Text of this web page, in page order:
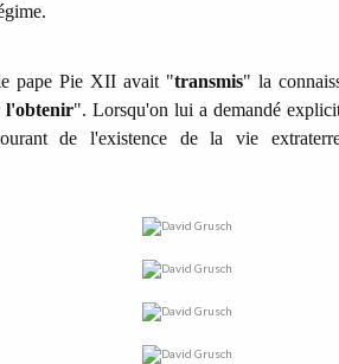
pape Pie XII avait "transmis" la
l'obtenir". Lorsqu'on lui a demandé
de l'existence de la vie